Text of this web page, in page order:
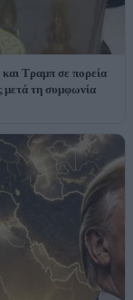
και Τραμπ σε πορεία
μετά τη συμφωνία